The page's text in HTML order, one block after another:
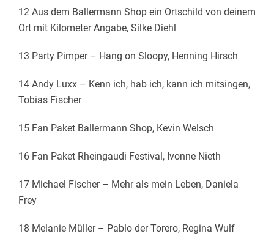
12 Aus dem Ballermann Shop ein Ortschild von deinem
Ort mit Kilometer Angabe, Silke Diehl
13 Party Pimper – Hang on Sloopy, Henning Hirsch
14 Andy Luxx – Kenn ich, hab ich, kann ich mitsingen,
Tobias Fischer
15 Fan Paket Ballermann Shop, Kevin Welsch
16 Fan Paket Rheingaudi Festival, Ivonne Nieth
17 Michael Fischer – Mehr als mein Leben, Daniela
Frey
18 Melanie Müller – Pablo der Torero, Regina Wulf